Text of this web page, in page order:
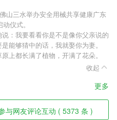
山三水举办安全用械共享健康广东
仪式。
：我要看看你是不是像你父亲说的
能够猜中的话，我就娶你为妻。
上都长满了植物，开满了花朵。
收起
更多
与网友评论互动 ( 5373 条 )